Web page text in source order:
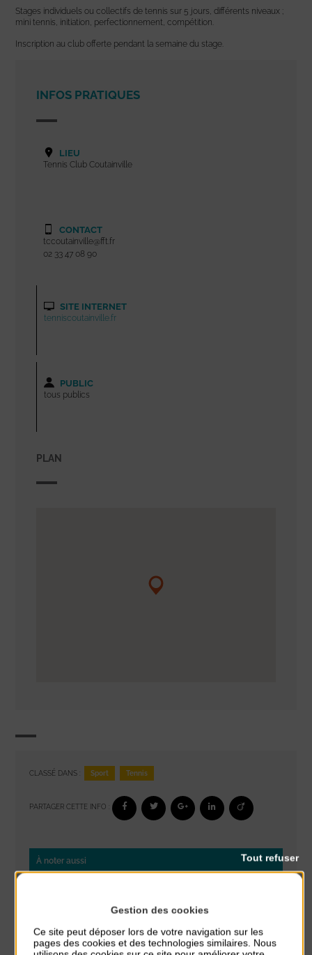
Stages individuels ou collectifs de tennis sur 5 jours, différents niveaux ;
mini tennis, initiation, perfectionnement, compétition.
Inscription au club offerte pendant la semaine du stage.
INFOS PRATIQUES
LIEU
Tennis Club Coutainville
CONTACT
tccoutainville@fft.fr
02 33 47 08 90
SITE INTERNET
tenniscoutainville.fr
PUBLIC
tous publics
PLAN
CLASSÉ DANS : Sport Tennis
PARTAGER CETTE INFO :
À noter aussi
Réveil musculaire
Gestion des cookies
Ce site peut déposer lors de votre navigation sur les
pages des cookies et des technologies similaires. Nous
Tout refuser